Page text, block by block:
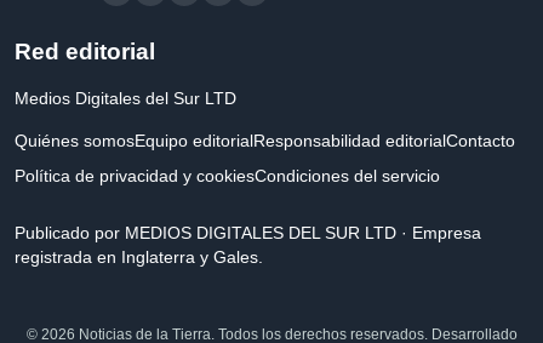
Red editorial
Medios Digitales del Sur LTD
Quiénes somosEquipo editorialResponsabilidad editorialContacto
Política de privacidad y cookiesCondiciones del servicio
Publicado por MEDIOS DIGITALES DEL SUR LTD · Empresa
registrada en Inglaterra y Gales.
© 2026 Noticias de la Tierra. Todos los derechos reservados. Desarrollado